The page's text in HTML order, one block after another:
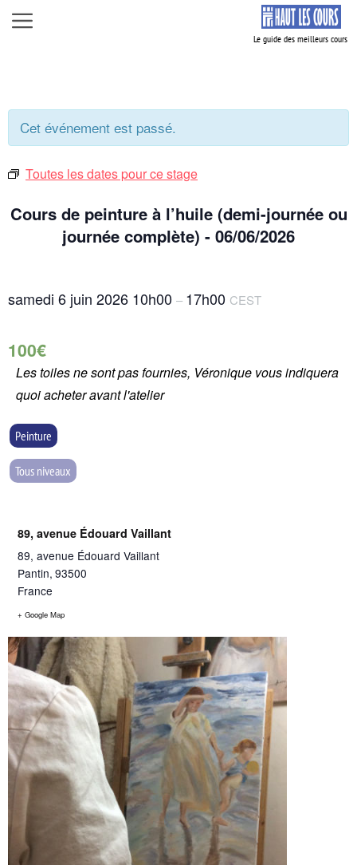
Aller
au
Menu
Cet événement est passé.
Toutes les dates pour ce stage
Cours de peinture à l’huile (demi-journée ou
journée complète) - 06/06/2026
samedi 6 juin 2026 10h00 – 17h00 CEST
100€
Les toiles ne sont pas fournies, Véronique vous indiquera
quoi acheter avant l'atelier
Peinture
Tous niveaux
89, avenue Édouard Vaillant
89, avenue Édouard Vaillant
Pantin, 93500
France
+ Google Map